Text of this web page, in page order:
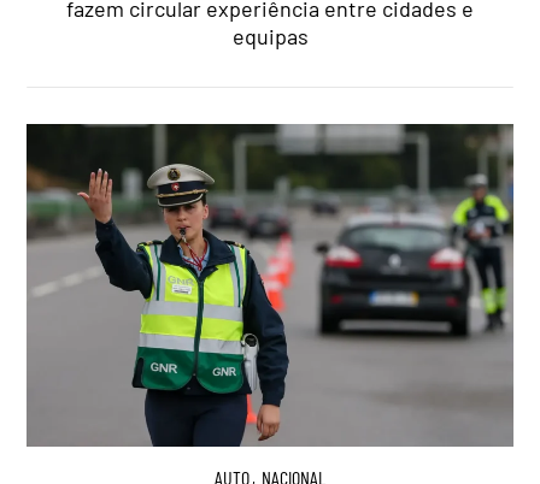
fazem circular experiência entre cidades e
equipas
AUTO, NACIONAL